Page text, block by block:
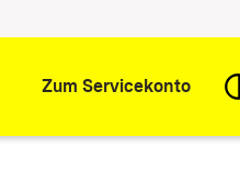
Zum Servicekonto